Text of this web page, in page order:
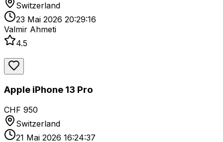
Switzerland
23 Mai 2026 20:29:16
Valmir Ahmeti
4.5
Apple iPhone 13 Pro
CHF 950
Switzerland
21 Mai 2026 16:24:37